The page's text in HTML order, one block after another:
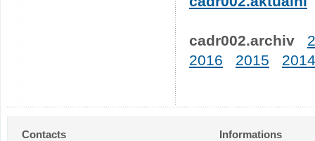
cadr002.archiv
2016
2015 2014
Contacts Informations